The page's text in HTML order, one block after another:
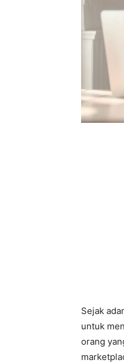
Sejak
untuk
orang